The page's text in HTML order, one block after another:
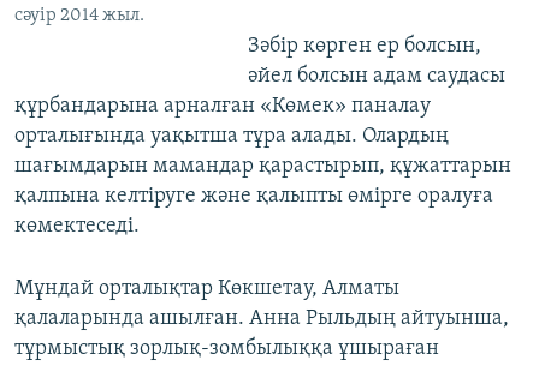
сәуір 2014 жыл.
Зәбір көрген ер болсын,
әйел болсын адам саудасы
құрбандарына арналған «Көмек» паналау
орталығында уақытша тұра алады. Олардың
шағымдарын мамандар қарастырып, құжаттарын
қалпына келтіруге және қалыпты өмірге оралуға
көмектеседі.
Мұндай орталықтар Көкшетау, Алматы
қалаларында ашылған. Анна Рыльдың айтуынша,
тұрмыстық зорлық-зомбылыққа ұшыраған